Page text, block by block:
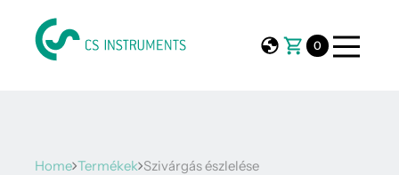
0
Home Termékek Szivárgás észlelése